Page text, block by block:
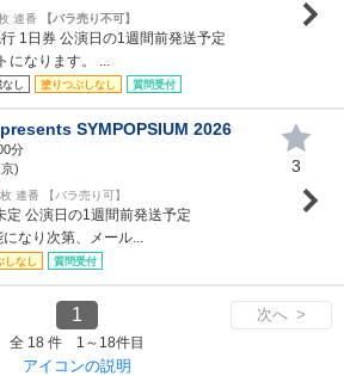
連番 【バラ売り不可】
1日券 公演日の1週間前発送予定
になります。 ...
し 塗りつぶしなし 質問受付
SYMPOPSIUM 2026
分
)
枚 連番 【バラ売り可】
定 公演日の1週間前発送予定
なり次第、メール...
しなし 質問受付
3
1 次へ >
全 18 件 1～18件目
アイコンの説明